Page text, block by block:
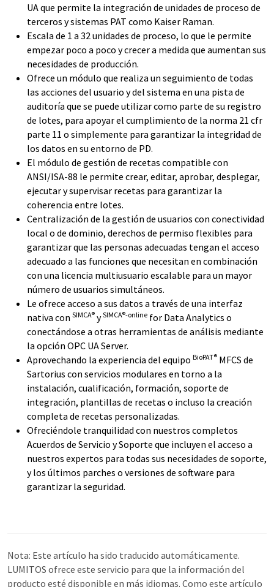
UA que permite la integración de unidades de proceso de
terceros y sistemas PAT como Kaiser Raman.
Escala de 1 a 32 unidades de proceso, lo que le permite
empezar poco a poco y crecer a medida que aumentan sus
necesidades de producción.
Ofrece un módulo que realiza un seguimiento de todas
las acciones del usuario y del sistema en una pista de
auditoría que se puede utilizar como parte de su registro
de lotes, para apoyar el cumplimiento de la norma 21 cfr
parte 11 o simplemente para garantizar la integridad de
los datos en su entorno de PD.
El módulo de gestión de recetas compatible con
ANSI/ISA-88 le permite crear, editar, aprobar, desplegar,
ejecutar y supervisar recetas para garantizar la
coherencia entre lotes.
Centralización de la gestión de usuarios con conectividad
local o de dominio, derechos de permiso flexibles para
garantizar que las personas adecuadas tengan el acceso
adecuado a las funciones que necesitan en combinación
con una licencia multiusuario escalable para un mayor
número de usuarios simultáneos.
Le ofrece acceso a sus datos a través de una interfaz
nativa con SIMCA® ySIMCA®-online for Data Analytics o
conectándose a otras herramientas de análisis mediante
la opción OPC UA Server.
Aprovechando la experiencia del equipo BioPAT® MFCS de
Sartorius con servicios modulares en torno a la
instalación, cualificación, formación, soporte de
integración, plantillas de recetas o incluso la creación
completa de recetas personalizadas.
Ofreciéndole tranquilidad con nuestros completos
Acuerdos de Servicio y Soporte que incluyen el acceso a
nuestros expertos para todas sus necesidades de soporte,
y los últimos parches o versiones de software para
garantizar la seguridad.
Nota: Este artículo ha sido traducido automáticamente.
LUMITOS ofrece este servicio para que la información del
producto esté disponible en más idiomas. Como este artículo